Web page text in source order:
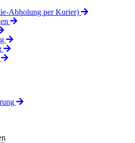
Abholung per Kurier)